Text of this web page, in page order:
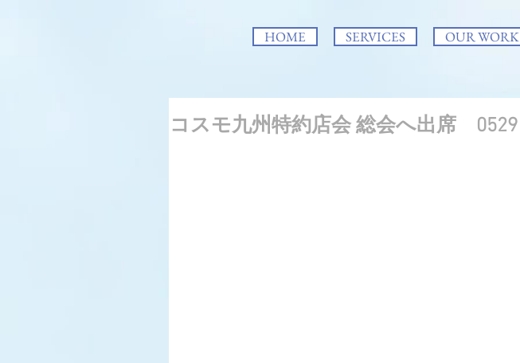
HOME SERVICES OUR WORK
コスモ九州特約店会 総会へ出席 0529